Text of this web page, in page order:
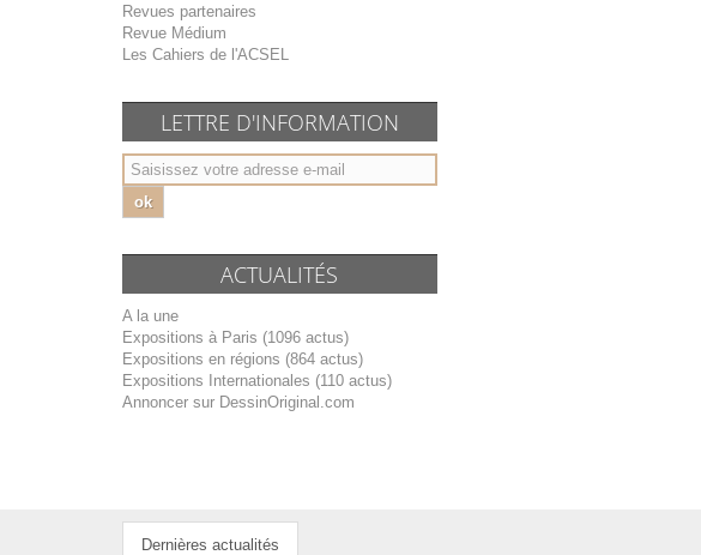
Revues partenaires
Revue Médium
Les Cahiers de l'ACSEL
LETTRE D'INFORMATION
ok
ACTUALITÉS
A la une
Expositions à Paris (1096 actus)
Expositions en régions (864 actus)
Expositions Internationales (110 actus)
Annoncer sur DessinOriginal.com
Dernières actualités